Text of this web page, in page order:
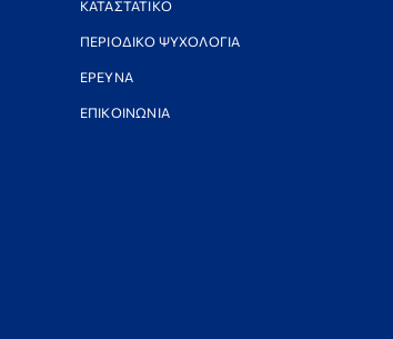
ΚΑΤΑΣΤΑΤΙΚΟ
ΠΕΡΙΟΔΙΚΟ ΨΥΧΟΛΟΓΙΑ
ΕΡΕΥΝΑ
ΕΠΙΚΟΙΝΩΝΙΑ